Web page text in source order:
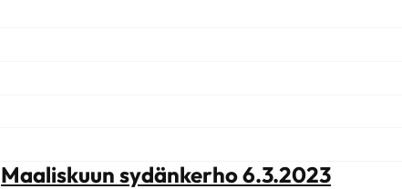
Maaliskuun sydänkerho 6.3.2023